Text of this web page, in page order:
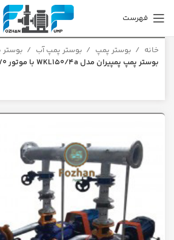
فهرست
خانه بوستر پمپ بوستر پمپ آب
بوستر
بوستر پمپ پمپیران مدل WKL150/4a با موتور 270 اسب 1450 دور